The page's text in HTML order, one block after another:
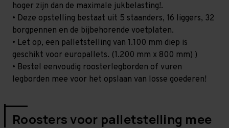
hoger zijn dan de maximale jukbelasting!.
• Deze opstelling bestaat uit 5 staanders, 16 liggers, 32
borgpennen en de bijbehorende voetplaten.
• Let op, een palletstelling van 1.100 mm diep is
geschikt voor europallets. (1.200 mm x 800 mm) )
• Bestel eenvoudig roosterlegborden of vuren
legborden mee voor het opslaan van losse goederen!
Roosters voor palletstelling mee